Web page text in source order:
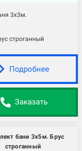
3х3м.
строганный
Подробнее
Заказать
бани 3х5м. Брус
строганный